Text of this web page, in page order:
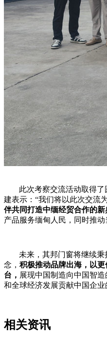
此次考察交流活动取得
建表示： “我们将以此次交流
伴共同打造中缅经贸合作的新
产品服务缅甸人民，同时推动
未来，其邦门窗将继续秉
念， 积极推动品牌出海，以
台， 展现中国制造向中国智
和全球经济发展贡献中国企业
相关资讯